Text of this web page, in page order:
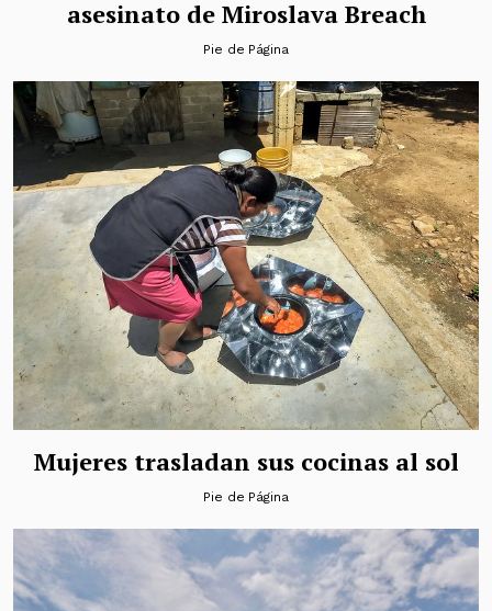
asesinato de Miroslava Breach
Pie de Página
Mujeres trasladan sus cocinas al sol
Pie de Página